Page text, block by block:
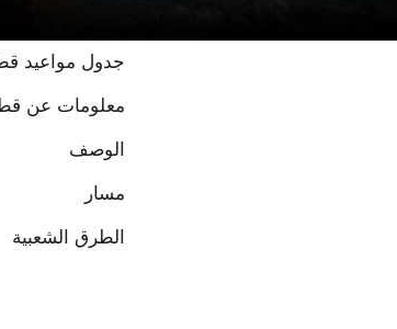
جدول مواعيد
معلومات عن
الوصف
مسار
الطرق الشعبية
{{متوسط التقييم}} / 10 استنادًا إلى {{عدد التقييمات}} تقييمات